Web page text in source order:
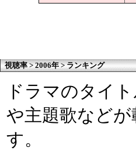
視聴率 > 2006年 > ランキング
ドラマのタイ
や主題歌など
す。